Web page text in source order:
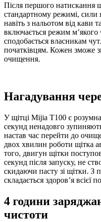
Після першого натискання
стандартному режимі, сили
навіть з нальотом від кави
включається режим
сподобається власникам
початківцям. Кожен зможе
очищення.
Нагадування
У щітці Mijia T100 є
секунд ненадовго
настав час перейти до
двох хвилин роботи щітка
того, двигун щітки
секунд після запуску, не
скидаючи пасту зі щітки. З
складається здоров’я всієї
4 години
чистоти